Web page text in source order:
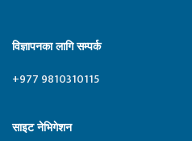
विज्ञापनका लागि सम्पर्क
+977 9810310115
साइट नेभिगेशन